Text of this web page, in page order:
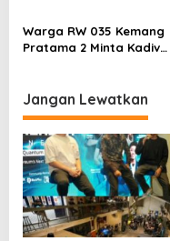
Karpet Masjid di Pakuhaji
Warga RW 035 Kemang
Pratama 2 Minta Kadiv
Metro Bekasi Kota
Jangan Lewatkan